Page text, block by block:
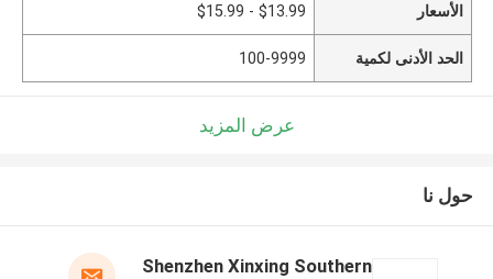
الأسعار $13.99 - $15.99
الحد الأدنى لكمية 100-9999
عرض المزيد
حول نا
Shenzhen Xinxing Southern